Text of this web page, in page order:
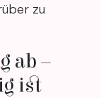
zu
ab –
ist